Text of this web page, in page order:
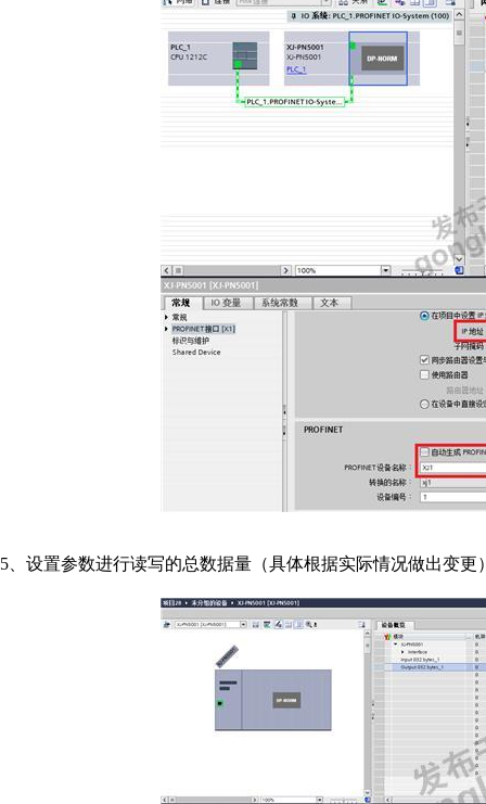
5、设置参数进行读写的总数据量（具体根据实际情况做出变更